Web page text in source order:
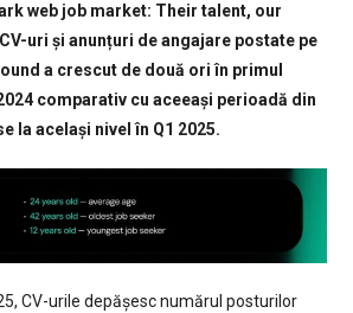
web job market: Their talent, our
uri și anunțuri de angajare postate pe
a crescut de două ori în primul
comparativ cu aceeași perioadă din
la același nivel în Q1 2025.
CV-urile depășesc numărul posturilor